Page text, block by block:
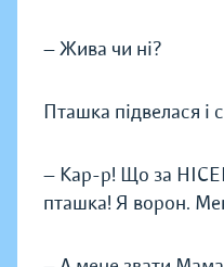
— Жива чи ні?
Пташка підвелася і
— Кар-р! Що за
пташка! Я ворон.